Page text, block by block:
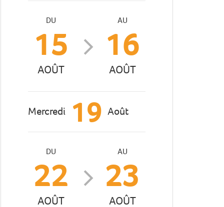
DU
15
AOÛT
AU
16
AOÛT
Mercredi 19 Août
DU
22
AOÛT
AU
23
AOÛT